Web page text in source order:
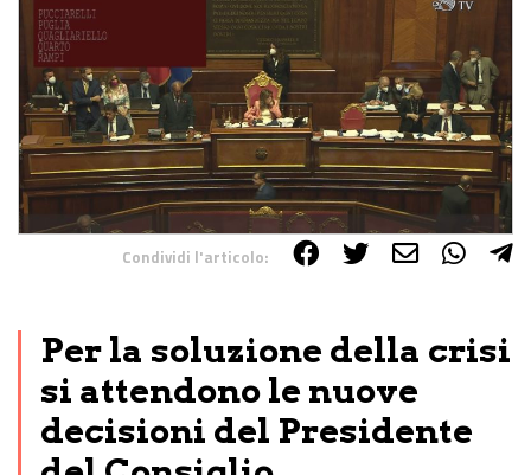
Condividi l'articolo:
Per la soluzione della crisi
si attendono le nuove
decisioni del Presidente